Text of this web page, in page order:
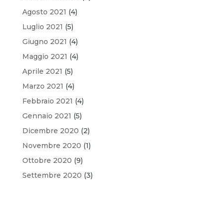
Agosto 2021 (4)
Luglio 2021 (5)
Giugno 2021 (4)
Maggio 2021 (4)
Aprile 2021 (5)
Marzo 2021 (4)
Febbraio 2021 (4)
Gennaio 2021 (5)
Dicembre 2020 (2)
Novembre 2020 (1)
Ottobre 2020 (9)
Settembre 2020 (3)